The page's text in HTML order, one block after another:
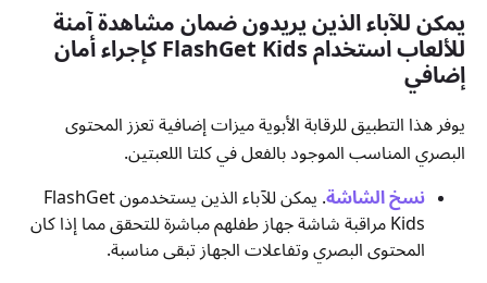
يمكن للآباء الذين يريدون ضمان مشاهدة آمنة
للألعاب استخدام FlashGet Kids كإجراء أمان
إضافي
يوفر هذا التطبيق للرقابة الأبوية ميزات إضافية تعزز المحتوى
البصري المناسب الموجود بالفعل في كلتا اللعبتين.
نسخ الشاشة
. يمكن للآباء الذين يستخدمون FlashGet
Kids مراقبة شاشة جهاز طفلهم مباشرة للتحقق مما إذا كان
المحتوى البصري وتفاعلات الجهاز تبقى مناسبة.